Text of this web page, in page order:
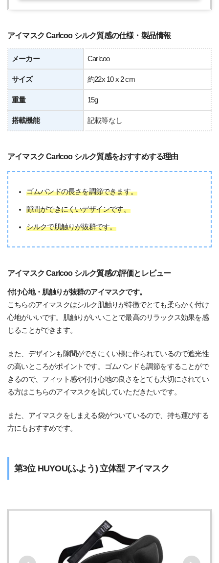
アイマスク Carlcoo シルク質感の仕様・製品情報
メーカー Carlcoo
サイズ 約22x 10 x 2 cm
重量 15g
搭載機能 記載等なし
アイマスク Carlcoo シルク質感をおすすめする理由
ゴムバンドの長さを調節できます。
隙間ができにくいデザインです。
シルクで肌触りが抜群です。
アイマスク Carlcoo シルク質感の評価とレビュー
付け心地・肌触りが抜群のアイマスクです。
こちらのアイマスクはシルク肌触りが特徴でとても柔らかく付け
心地がいいです。肌触りがいいことで最高のリラックス効果を感
じることができます。
また、デザインも隙間ができにくい様に作られているので遮光性
の高いところがポイントです。ゴムバンドも調節をすることがで
きるので、フィット感や付け心地の良さをとても大切にされてい
る方はこちらのアイマスクを試していただきたいです。
また、アイマスクをしまえる袋がついているので、持ち運びする
方にもおすすめです。
第3位 HUYOU(ふよう) 立体型 アイマスク